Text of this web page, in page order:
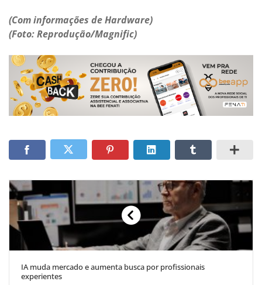
(Com informações de Hardware)
(Foto: Reprodução/Magnific)
IA muda mercado e aumenta busca por profissionais
experientes